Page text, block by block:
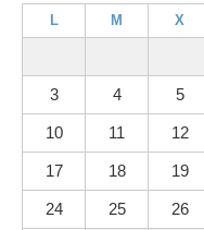
L M X
3 4 5
10 11 12
17 18 19
24 25 26